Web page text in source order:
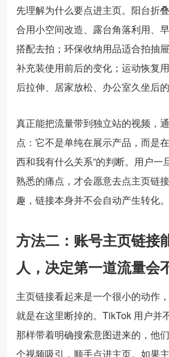
先理解为什么要点进主页。阳台折
合用小空间改造、露台角落利用、
搭配去拍；环保收纳用品适合拍抽
补充装使用前后的变化；运动恢复
后拉伸、居家放松、办公室久坐后
真正能把流量带到独立站的视频，
点：它不是单纯在展示产品，而是
西和我有什么关系”的判断。用户一
熟悉的痛点，才会愿意去点主页链
趣，链接本身并不会自动产生转化。
方法二：账号主页链接
人，决定第一道流量会
主页链接看起来是一个很小的动作
就是在这里断掉的。TikTok 用户并
那样带着明确搜索意图进来的，他
个视频吸引，顺手点进主页。如果